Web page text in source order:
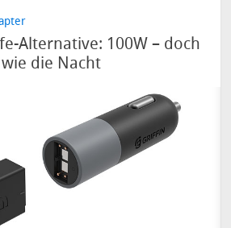
Alternative: 100W – doch
die Nacht